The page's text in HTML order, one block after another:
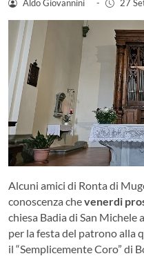
Aldo Giovannini - 27
Alcuni amici di Ronta di
conoscenza chevenerdi
chiesa Badia di San Michele
per la festa del patrono alla
il “Semplicemente Coro” di